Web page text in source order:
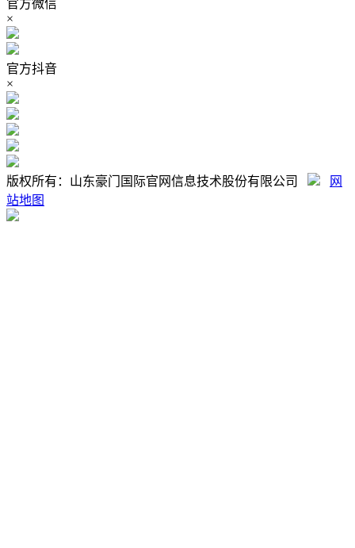
官方微信
×
官方抖音
×
版权所有：山东豪门国际官网信息技术股份有限公司
网
站地图